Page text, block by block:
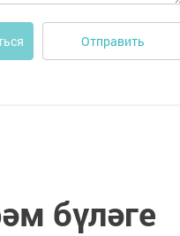
Отправить
бүләге